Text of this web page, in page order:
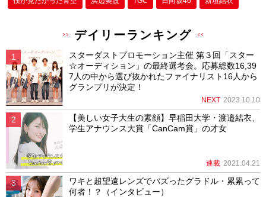
デイリーランキング
スターダストプロモーション主催 第３回「スター
☆オーディション」の最終選考会。応募総数16,39
7人の中から選び抜かれたファイナリスト16人から
グランプリが決定！
NEXT 2023.10.10
【美しい女子大生の素顔】早稲田大学・渡邉結衣、
学生アナウンス大賞「CanCam賞」の才女
連載 2021.04.21
ワキと超望遠レンズでバズったグラドル・累累って
何者！？（インタビュー）